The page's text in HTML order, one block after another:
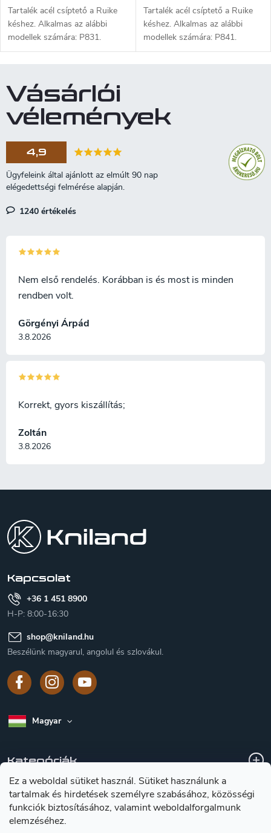
Ez a weboldal sütiket használ. Sütiket használunk a
tartalmak és hirdetések személyre szabásához, közösségi
funkciók biztosításához, valamint weboldalforgalmunk
elemzéséhez.
Tartalék acél csíptető a Ruike
késhez. Alkalmas az alábbi
modellek számára: P831.
Tartalék acél csíptető a Ruike
késhez. Alkalmas az alábbi
modellek számára: P841.
Vásárlói
vélemények
4,9
1240 értékelés
Görgényi Árpád
3.8.2026
Nem első rendelés. Korábban is és most is minden
rendben volt.
Zoltán
3.8.2026
Korrekt, gyors kiszállítás;
Kapcsolat
+36 1 451 8900
H-P: 8:00-16:30
shop@kniland.hu
Beszélünk magyarul, angolul és szlovákul.
Magyar
Kategóriák
A vásárlásról